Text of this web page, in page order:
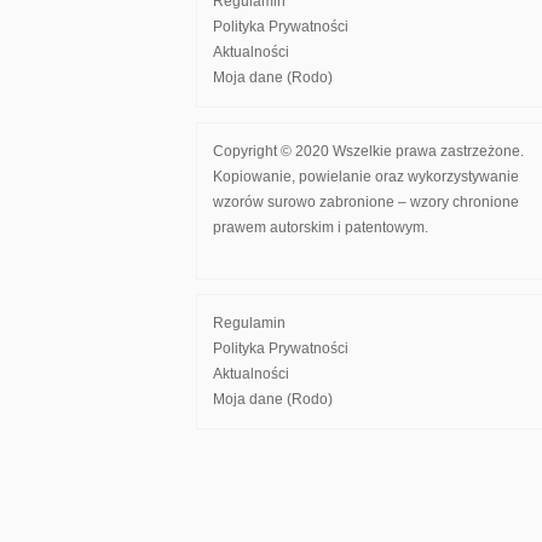
Polityka Prywatności
Aktualności
Moja dane (Rodo)
Copyright © 2020 Wszelkie prawa zastrzeżone.
Kopiowanie, powielanie oraz wykorzystywanie
wzorów surowo zabronione – wzory chronione
prawem autorskim i patentowym.
Regulamin
Polityka Prywatności
Aktualności
Moja dane (Rodo)